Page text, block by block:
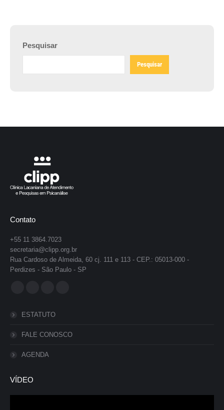
Pesquisar
Pesquisar
Contato
+55 11 3864.7023
secretaria@clipp.org.br
Rua Cardoso de Almeida, 60 cj. 111 e 113 - CEP.: 05013-000 -
Perdizes - São Paulo - SP
opens
window
opens
in
window
opens
in
window
in
ESTATUTO
FALE CONOSCO
AGENDA
VÍDEO